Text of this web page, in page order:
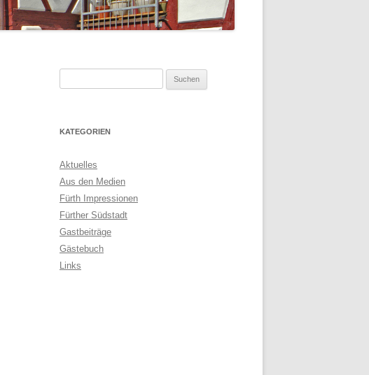
KATEGORIEN
Aktuelles
Aus den Medien
Fürth Impressionen
Fürther Südstadt
Gastbeiträge
Gästebuch
Links